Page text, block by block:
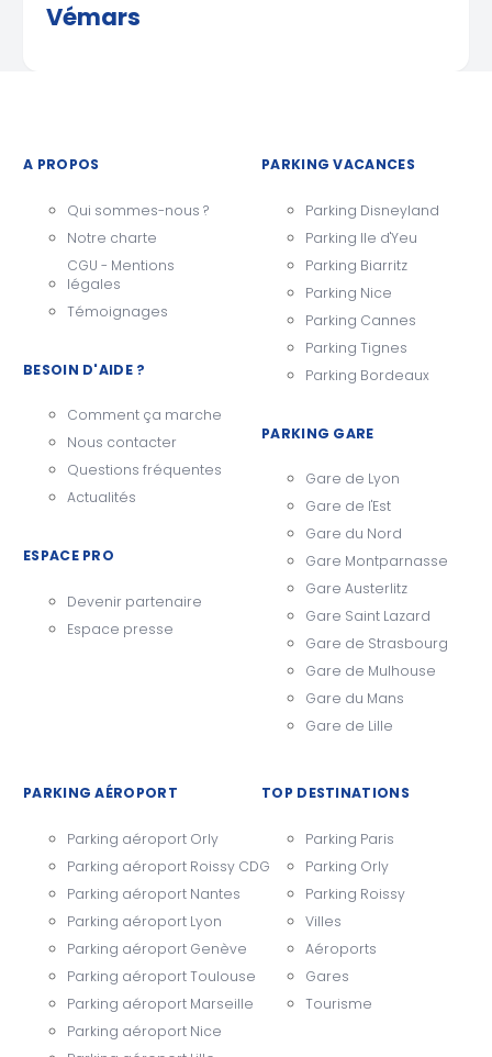
Vémars
A PROPOS
Qui sommes-nous ?
Notre charte
CGU - Mentions
légales
Témoignages
BESOIN D'AIDE ?
Comment ça marche
Nous contacter
Questions fréquentes
Actualités
ESPACE PRO
Devenir partenaire
Espace presse
PARKING VACANCES
Parking Disneyland
Parking Ile d'Yeu
Parking Biarritz
Parking Nice
Parking Cannes
Parking Tignes
Parking Bordeaux
PARKING GARE
Gare de Lyon
Gare de l'Est
Gare du Nord
Gare Montparnasse
Gare Austerlitz
Gare Saint Lazard
Gare de Strasbourg
Gare de Mulhouse
Gare du Mans
Gare de Lille
PARKING AÉROPORT
Parking aéroport Orly
Parking aéroport Roissy CDG
Parking aéroport Nantes
Parking aéroport Lyon
Parking aéroport Genève
Parking aéroport Toulouse
Parking aéroport Marseille
Parking aéroport Nice
TOP DESTINATIONS
Parking Paris
Parking Orly
Parking Roissy
Villes
Aéroports
Gares
Tourisme